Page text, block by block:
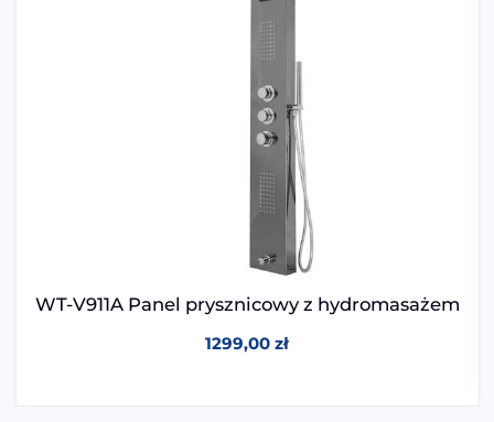
WT-V911A Panel prysznicowy z hydromasażem
1299,00zł